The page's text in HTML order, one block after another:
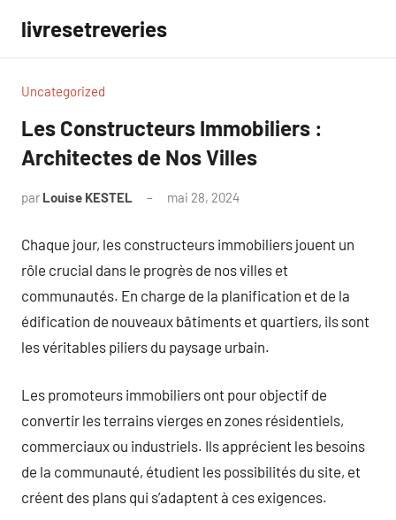
contenu
livresetreveries
Uncategorized
Les Constructeurs Immobiliers :
Architectes de Nos Villes
par Louise KESTEL mai 28, 2024
Chaque jour, les constructeurs immobiliers jouent un
rôle crucial dans le progrès de nos villes et
communautés. En charge de la planification et de la
édification de nouveaux bâtiments et quartiers, ils sont
les véritables piliers du paysage urbain.
Les promoteurs immobiliers ont pour objectif de
convertir les terrains vierges en zones résidentiels,
commerciaux ou industriels. Ils apprécient les besoins
de la communauté, étudient les possibilités du site, et
créent des plans qui s’adaptent à ces exigences.